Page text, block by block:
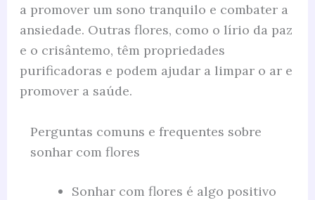
a promover um sono tranquilo e combater a
ansiedade. Outras flores, como o lírio da paz
e o crisântemo, têm propriedades
purificadoras e podem ajudar a limpar o ar e
promover a saúde.
Perguntas comuns e frequentes sobre
sonhar com flores
Sonhar com flores é algo positivo